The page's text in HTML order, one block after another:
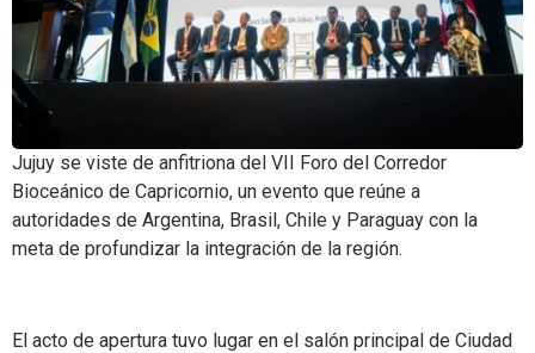
Jujuy se viste de anfitriona del VII Foro del Corredor
Bioceánico de Capricornio, un evento que reúne a
autoridades de Argentina, Brasil, Chile y Paraguay con la
meta de profundizar la integración de la región.
El acto de apertura tuvo lugar en el salón principal de Ciudad